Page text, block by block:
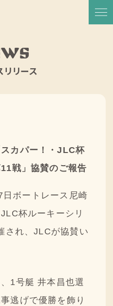
リリース
カパー！・JLC杯
戦」協賛のご報告
ボートレース尼崎
杯ルーキーシリ
され、JLCが協賛い
1号艇 井本昌也選
逃げで優勝を飾り